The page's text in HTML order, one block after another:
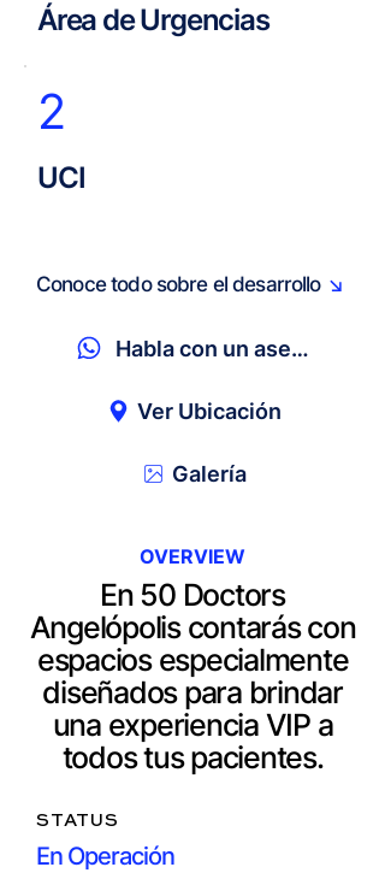
​Área de Urgencias
2
UCI
Conoce todo sobre el desarrollo ↘
Habla con un asesor
Ver Ubicación
Galería
OVERVIEW
En 50 Doctors
Angelópolis contarás con
espacios especialmente
diseñados para brindar
una experiencia VIP a
todos tus pacientes.
STATUS
En Operación